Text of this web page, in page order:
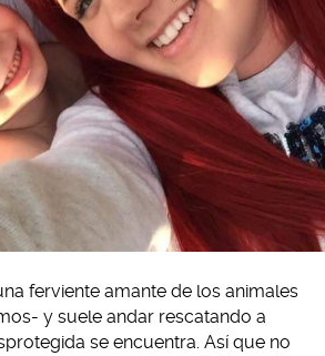
ferviente amante de los animales
y suele andar rescatando a
se encuentra. Así que no